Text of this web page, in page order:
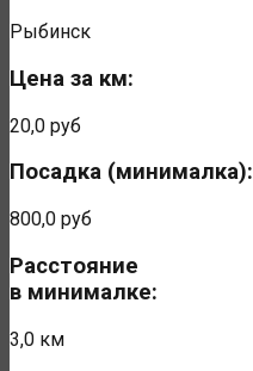
Рыбинск
Цена за км:
20,0 руб
Посадка (минималка):
800,0 руб
Расстояние
в минималке:
3,0 км